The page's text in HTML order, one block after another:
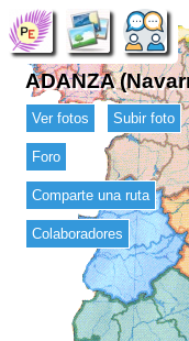
ADANZA
Ver fotos Subir foto
Foro
Comparte una ruta
Colaboradores